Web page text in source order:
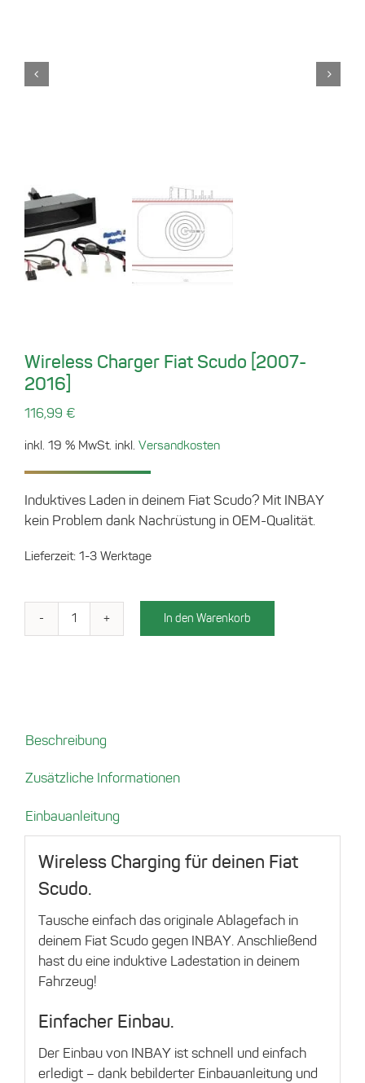
Wireless Charger Fiat Scudo [2007-
2016]
116,99 €
inkl. 19 % MwSt. inkl. Versandkosten
Induktives Laden in deinem Fiat Scudo? Mit INBAY
kein Problem dank Nachrüstung in OEM-Qualität.
Lieferzeit: 1-3 Werktage
Wireless
Menge
In den Warenkorb
Beschreibung
Zusätzliche Informationen
Einbauanleitung
Wireless Charging für deinen Fiat
Scudo.
Tausche einfach das originale Ablagefach in
deinem Fiat Scudo gegen INBAY. Anschließend
hast du eine induktive Ladestation in deinem
Fahrzeug!
Einfacher Einbau.
Der Einbau von INBAY ist schnell und einfach
erledigt – dank bebilderter Einbauanleitung und